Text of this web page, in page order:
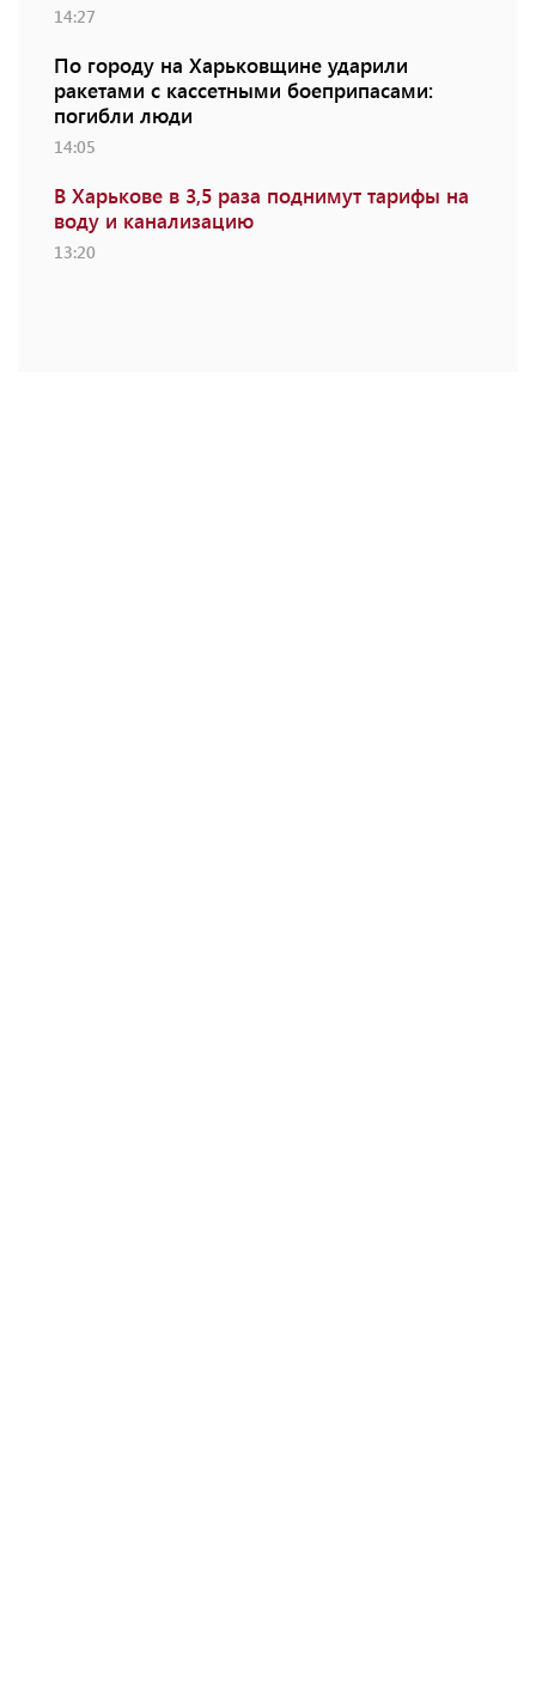
14:27
По городу на Харьковщине ударили
ракетами с кассетными боеприпасами:
погибли люди
14:05
В Харькове в 3,5 раза поднимут тарифы на
воду и канализацию
13:20